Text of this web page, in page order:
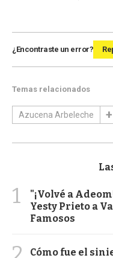
¿Encontraste un error?
Temas relacionados
Azucena Arbeleche
1
"¡Volvé a
Yesty Prieto a
Famosos
Cómo fue el